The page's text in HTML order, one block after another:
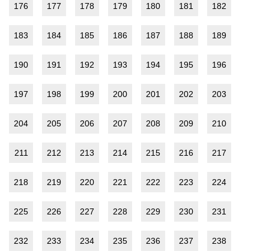
176 177 178 179 180 181 182
183 184 185 186 187 188 189
190 191 192 193 194 195 196
197 198 199 200 201 202 203
204 205 206 207 208 209 210
211 212 213 214 215 216 217
218 219 220 221 222 223 224
225 226 227 228 229 230 231
232 233 234 235 236 237 238